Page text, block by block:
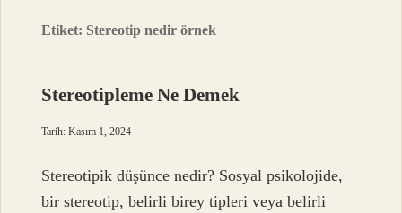
Etiket: Stereotip nedir örnek
Stereotipleme Ne Demek
Tarih: Kasım 1, 2024
Stereotipik düşünce nedir? Sosyal psikolojide,
bir stereotip, belirli birey tipleri veya belirli